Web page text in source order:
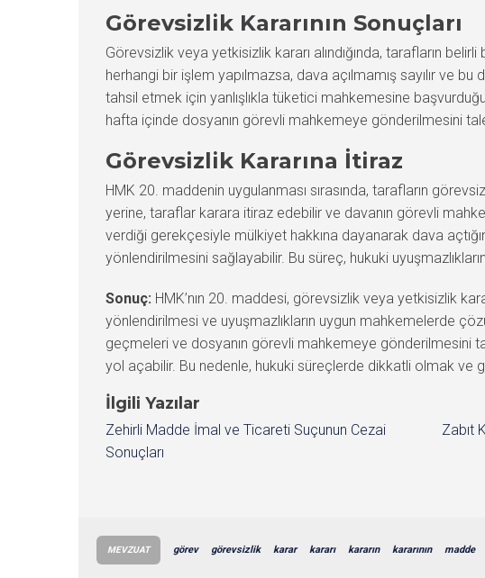
Görevsizlik Kararının Sonuçları
Görevsizlik veya yetkisizlik kararı alındığında, tarafların
herhangi bir işlem yapılmazsa, dava açılmamış sayılır ve
tahsil etmek için yanlışlıkla tüketici mahkemesine
hafta içinde dosyanın görevli mahkemeye gönderilmesini
Görevsizlik Kararına İtiraz
HMK 20. maddenin uygulanması sırasında, tarafların
yerine, taraflar karara itiraz edebilir ve davanın görevli
verdiği gerekçesiyle mülkiyet hakkına dayanarak dava
yönlendirilmesini sağlayabilir. Bu süreç, hukuki
Sonuç: HMK’nın 20. maddesi, görevsizlik veya yetkisizlik
yönlendirilmesi ve uyuşmazlıkların uygun mahkemelerde
geçmeleri ve dosyanın görevli mahkemeye gönderilmesini
yol açabilir. Bu nedenle, hukuki süreçlerde dikkatli olmak ve
İlgili Yazılar
Zehirli Madde İmal ve Ticareti Suçunun Cezai
Sonuçları
Zabıt
MEVZUAT görev görevsizlik karar kararı kararın kararının madde